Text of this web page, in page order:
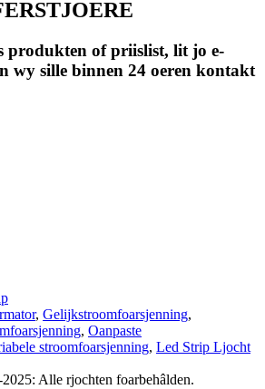
produkten of priislist, lit jo e-
wy sille binnen 24 oeren kontakt
, Gelijkstroomfoarsjenning,
, Oanpaste
stroomfoarsjenning, Led Strip Ljocht
Alle rjochten foarbehâlden.